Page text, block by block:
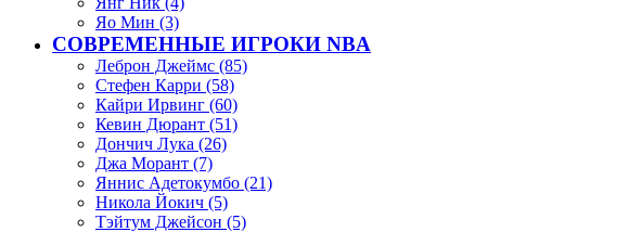
Яо Мин (3)
СОВРЕМЕННЫЕ ИГРОКИ NBA
Леброн Джеймс (85)
Стефен Карри (58)
Кайри Ирвинг (60)
Кевин Дюрант (51)
Дончич Лука (26)
Джа Морант (7)
Яннис Адетокумбо (21)
Никола Йокич (5)
Тэйтум Джейсон (5)